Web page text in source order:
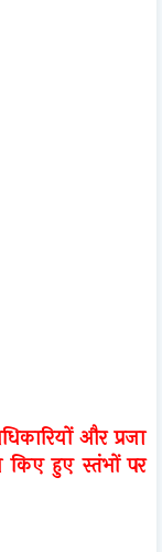
और प्रजा
हुए स्तंभों पर